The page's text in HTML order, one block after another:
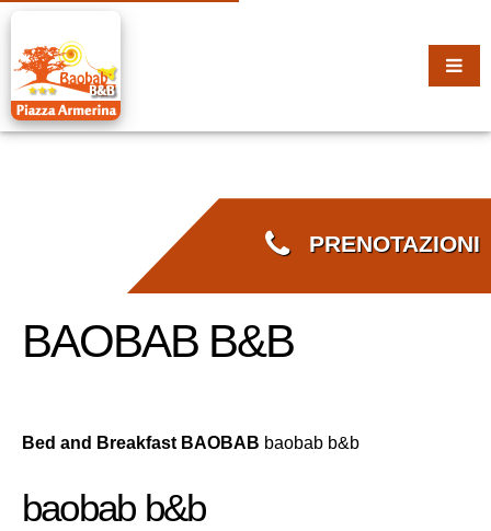
PRENOTAZIONI
BAOBAB B&B
Bed and Breakfast BAOBAB baobab b&b
baobab b&b